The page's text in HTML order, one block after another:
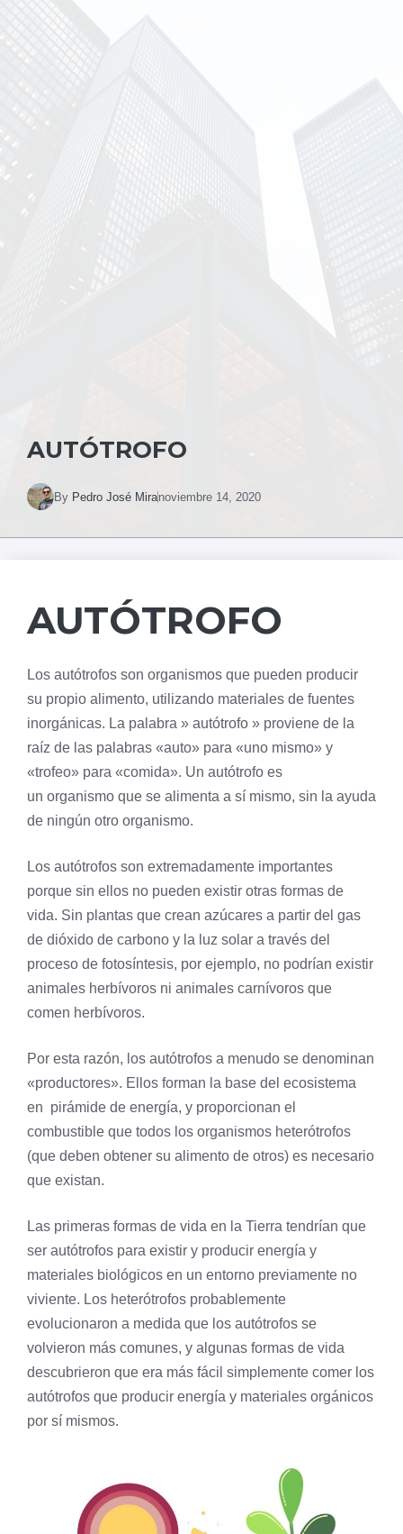
AUTÓTROFO
By Pedro José Miranoviembre 14, 2020
AUTÓTROFO
Los autótrofos son organismos que pueden producir
su propio alimento, utilizando materiales de fuentes
inorgánicas. La palabra » autótrofo » proviene de la
raíz de las palabras «auto» para «uno mismo» y
«trofeo» para «comida». Un autótrofo es
un organismo que se alimenta a sí mismo, sin la ayuda
de ningún otro organismo.
Los autótrofos son extremadamente importantes
porque sin ellos no pueden existir otras formas de
vida. Sin plantas que crean azúcares a partir del gas
de dióxido de carbono y la luz solar a través del
proceso de fotosíntesis, por ejemplo, no podrían existir
animales herbívoros ni animales carnívoros que
comen herbívoros.
Por esta razón, los autótrofos a menudo se denominan
«productores». Ellos forman la base del ecosistema
en pirámide de energía, y proporcionan el
combustible que todos los organismos heterótrofos
(que deben obtener su alimento de otros) es necesario
que existan.
Las primeras formas de vida en la Tierra tendrían que
ser autótrofos para existir y producir energía y
materiales biológicos en un entorno previamente no
viviente. Los heterótrofos probablemente
evolucionaron a medida que los autótrofos se
volvieron más comunes, y algunas formas de vida
descubrieron que era más fácil simplemente comer los
autótrofos que producir energía y materiales orgánicos
por sí mismos.